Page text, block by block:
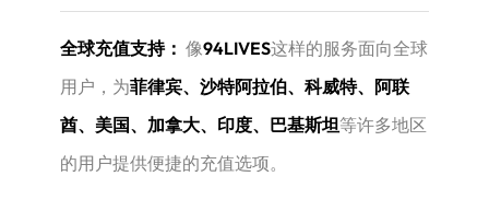
全球充值支持： ​ 像94LIVES这样的服务面向全球
用户，为菲律宾、沙特阿拉伯、科威特、阿联
酋、美国、加拿大、印度、巴基斯坦等许多地区
的用户提供便捷的充值选项。